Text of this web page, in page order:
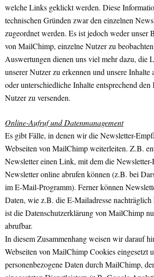
welche Links geklickt werden. Diese
technischen Gründen zwar den einzelnen
zugeordnet werden. Es ist jedoch weder unser
von MailChimp, einzelne Nutzer zu
Auswertungen dienen uns viel mehr dazu, die
unserer Nutzer zu erkennen und unsere Inhalte
oder unterschiedliche Inhalte entsprechend den
Nutzer zu versenden.
Online-Aufruf und Datenmanagement
Es gibt Fälle, in denen wir die Newsletter-
Webseiten von MailChimp weiterleiten. Z.B.
Newsletter einen Link, mit dem die
Newsletter online abrufen können (z.B. bei
im E-Mail-Programm). Ferner können
Daten, wie z.B. die E-Mailadresse
ist die Datenschutzerklärung von MailChimp
abrufbar.
In diesem Zusammenhang weisen wir darauf
Webseiten von MailChimp Cookies eingesetzt
personenbezogene Daten durch MailChimp,